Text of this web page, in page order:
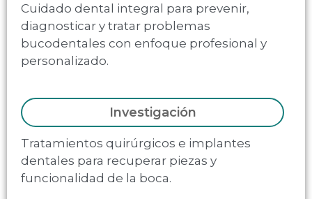
Cuidado dental integral para prevenir,
diagnosticar y tratar problemas
bucodentales con enfoque profesional y
personalizado.
Investigación
Tratamientos quirúrgicos e implantes
dentales para recuperar piezas y
funcionalidad de la boca.